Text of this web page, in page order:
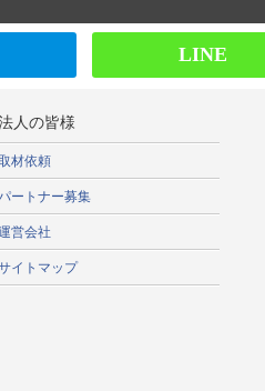
LINE
人の皆様
材依頼
ートナー募集
営会社
イトマップ